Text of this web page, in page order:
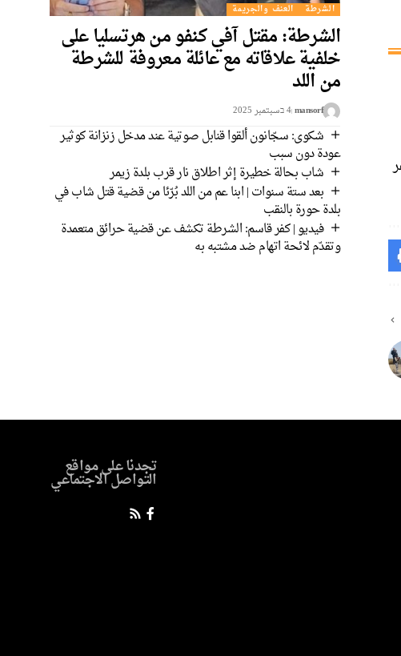
الشرطة العنف والجريمة
الشرطة: مقتل آفي كنفو من هرتسليا على
خلفية علاقاته مع عائلة معروفة للشرطة
من اللد
mansorf4 בسبتمبر 2025
شكوى: سجّانون ألقوا قنابل صوتية عند مدخل زنزانة كوثير
عودة دون سبب
شاب بحالة خطيرة إثر اطلاق نار قرب بلدة زيمر
بعد ستة سنوات | ابنا عم من اللد بُرّئا من قضية قتل شاب في
بلدة حورة بالنقب
فيديو | كفر قاسم: الشرطة تكشف عن قضية حرائق متعمدة
وتقدّم لائحة اتهام ضد مشتبه به
تجدنا على مواقع
التواصل الاجتماعي